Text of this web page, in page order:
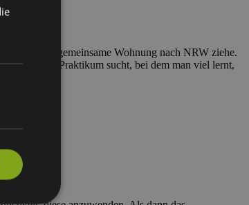
in eine gemeinsame Wohnung nach NRW ziehe.
Wer ein Praktikum sucht, bei dem man viel lernt,